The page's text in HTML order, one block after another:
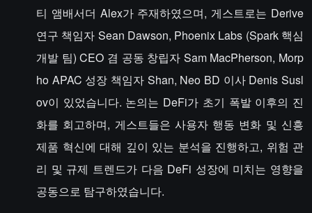
티 앰배서더 Alex가 주재하였으며, 게스트로는 Derive
연구 책임자 Sean Dawson, Phoenix Labs (Spark 핵심
개발 팀) CEO 겸 공동 창립자 Sam MacPherson, Morp
ho APAC 성장 책임자 Shan, Neo BD 이사 Denis Susl
ov이 있었습니다. 논의는 DeFi가 초기 폭발 이후의 진
화를 회고하며, 게스트들은 사용자 행동 변화 및 신흥
제품 혁신에 대해 깊이 있는 분석을 진행하고, 위험 관
리 및 규제 트렌드가 다음 DeFi 성장에 미치는 영향을
공동으로 탐구하였습니다.